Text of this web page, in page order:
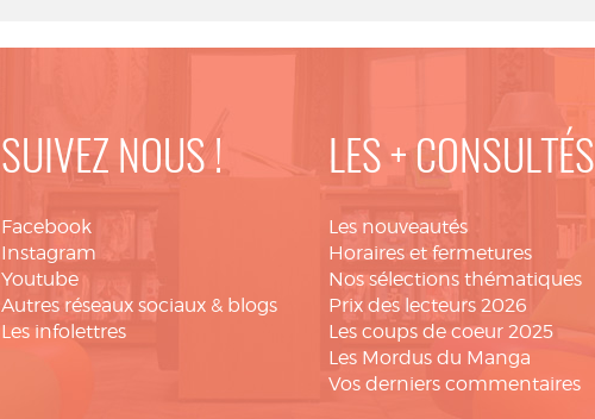
SUIVEZ NOUS !
Facebook
Instagram
Youtube
Autres réseaux sociaux & blogs
Les infolettres
LES + CONSULTÉS
Les nouveautés
Horaires et fermetures
Nos sélections thématiques
Prix des lecteurs 2026
Les coups de coeur 2025
Les Mordus du Manga
Vos derniers commentaires